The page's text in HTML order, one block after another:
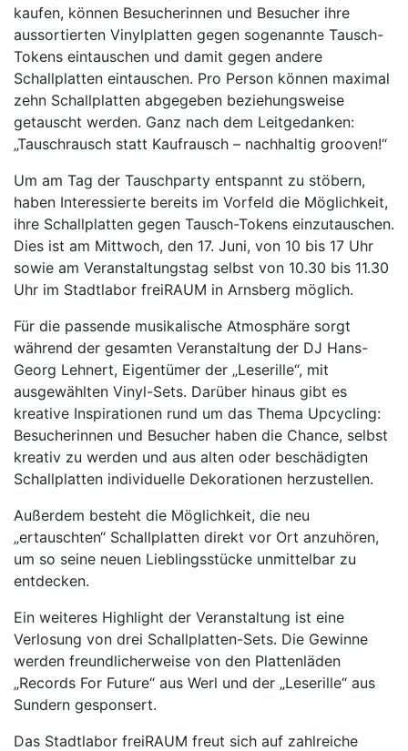
kaufen, können Besucherinnen und Besucher ihre
aussortierten Vinylplatten gegen sogenannte Tausch-
Tokens eintauschen und damit gegen andere
Schallplatten eintauschen. Pro Person können maximal
zehn Schallplatten abgegeben beziehungsweise
getauscht werden. Ganz nach dem Leitgedanken:
„Tauschrausch statt Kaufrausch – nachhaltig grooven!“
Um am Tag der Tauschparty entspannt zu stöbern,
haben Interessierte bereits im Vorfeld die Möglichkeit,
ihre Schallplatten gegen Tausch-Tokens einzutauschen.
Dies ist am Mittwoch, den 17. Juni, von 10 bis 17 Uhr
sowie am Veranstaltungstag selbst von 10.30 bis 11.30
Uhr im Stadtlabor freiRAUM in Arnsberg möglich.
Für die passende musikalische Atmosphäre sorgt
während der gesamten Veranstaltung der DJ Hans-
Georg Lehnert, Eigentümer der „Leserille“, mit
ausgewählten Vinyl-Sets. Darüber hinaus gibt es
kreative Inspirationen rund um das Thema Upcycling:
Besucherinnen und Besucher haben die Chance, selbst
kreativ zu werden und aus alten oder beschädigten
Schallplatten individuelle Dekorationen herzustellen.
Außerdem besteht die Möglichkeit, die neu
„ertauschten“ Schallplatten direkt vor Ort anzuhören,
um so seine neuen Lieblingsstücke unmittelbar zu
entdecken.
Ein weiteres Highlight der Veranstaltung ist eine
Verlosung von drei Schallplatten-Sets. Die Gewinne
werden freundlicherweise von den Plattenläden
„Records For Future“ aus Werl und der „Leserille“ aus
Sundern gesponsert.
Das Stadtlabor freiRAUM freut sich auf zahlreiche